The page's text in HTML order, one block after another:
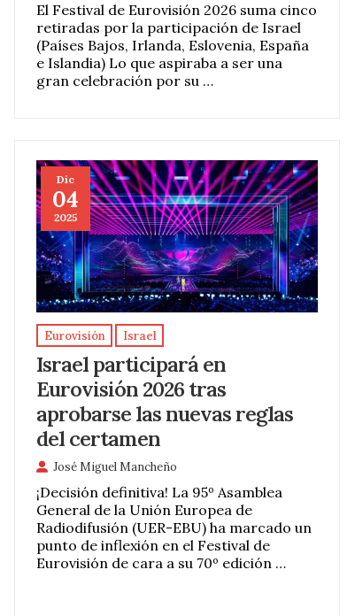
El Festival de Eurovisión 2026 suma cinco
retiradas por la participación de Israel
(Países Bajos, Irlanda, Eslovenia, España
e Islandia) Lo que aspiraba a ser una
gran celebración por su …
Dic
04
2025
Eurovisión Israel
Israel participará en
Eurovisión 2026 tras
aprobarse las nuevas reglas
del certamen
José Miguel Mancheño
¡Decisión definitiva! La 95º Asamblea
General de la Unión Europea de
Radiodifusión (UER-EBU) ha marcado un
punto de inflexión en el Festival de
Eurovisión de cara a su 70º edición …